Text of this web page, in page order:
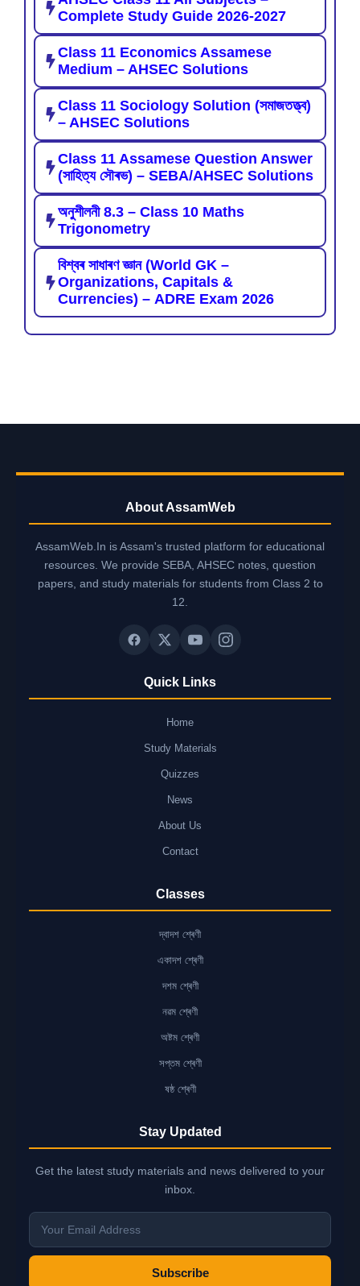
Complete Study Guide 2026-2027
Class 11 Economics Assamese
Medium – AHSEC Solutions
Class 11 Sociology Solution (সমাজতত্ত্ব)
– AHSEC Solutions
Class 11 Assamese Question Answer
(সাহিত্য সৌৰভ) – SEBA/AHSEC Solutions
অনুশীলনী 8.3 – Class 10 Maths
Trigonometry
বিশ্বৰ সাধাৰণ জ্ঞান (World GK –
Organizations, Capitals &
Currencies) – ADRE Exam 2026
About AssamWeb
AssamWeb.In is Assam's trusted platform for educational
resources. We provide SEBA, AHSEC notes, question
papers, and study materials for students from Class 2 to
12.
Quick Links
Home
Study Materials
Quizzes
News
About Us
Contact
Classes
দ্বাদশ শ্ৰেণী
একাদশ শ্ৰেণী
দশম শ্ৰেণী
নৱম শ্ৰেণী
অষ্টম শ্ৰেণী
সপ্তম শ্ৰেণী
ষষ্ঠ শ্ৰেণী
Stay Updated
Get the latest study materials and news delivered to your
inbox.
Subscribe